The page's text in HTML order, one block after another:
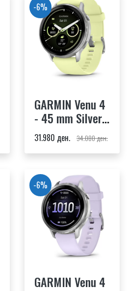
-6%
GARMIN Venu 4
- 45 mm Silver,
Citron Silicone
band
31.980 ден. 34.080 ден.
-6%
GARMIN Venu 4